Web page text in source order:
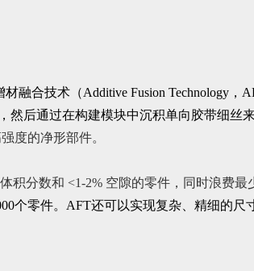
融合技术（Additive Fusion Technology
然后通过在构建模块中沉积单向胶带细丝
度的净形部件。
积分数和 <1-2% 空隙的零件，同时浪费最
个零件。AFT还可以实现复杂、精细的